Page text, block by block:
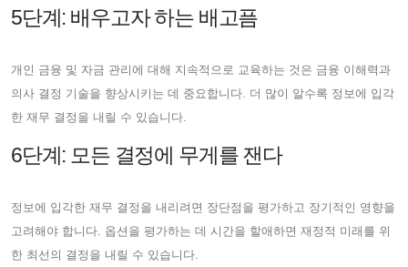
5단계: 배우고자 하는 배고픔
개인 금융 및 자금 관리에 대해 지속적으로 교육하는 것은 금융 이해력과
의사 결정 기술을 향상시키는 데 중요합니다. 더 많이 알수록 정보에 입각
한 재무 결정을 내릴 수 있습니다.
6단계: 모든 결정에 무게를 잰다
정보에 입각한 재무 결정을 내리려면 장단점을 평가하고 장기적인 영향을
고려해야 합니다. 옵션을 평가하는 데 시간을 할애하면 재정적 미래를 위
한 최선의 결정을 내릴 수 있습니다.